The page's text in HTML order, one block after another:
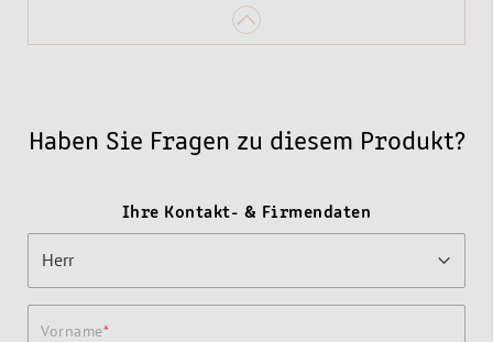
Haben Sie Fragen zu diesem Produkt?
Ihre Kontakt- & Firmendaten
Vorname